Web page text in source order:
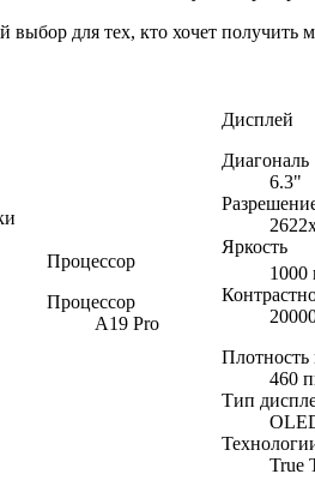
для тех, кто хочет получить
Процессор
Процессор
A19 Pro
Дисплей
Диагональ
6.3"
Яркость
1000
460
Тип
True